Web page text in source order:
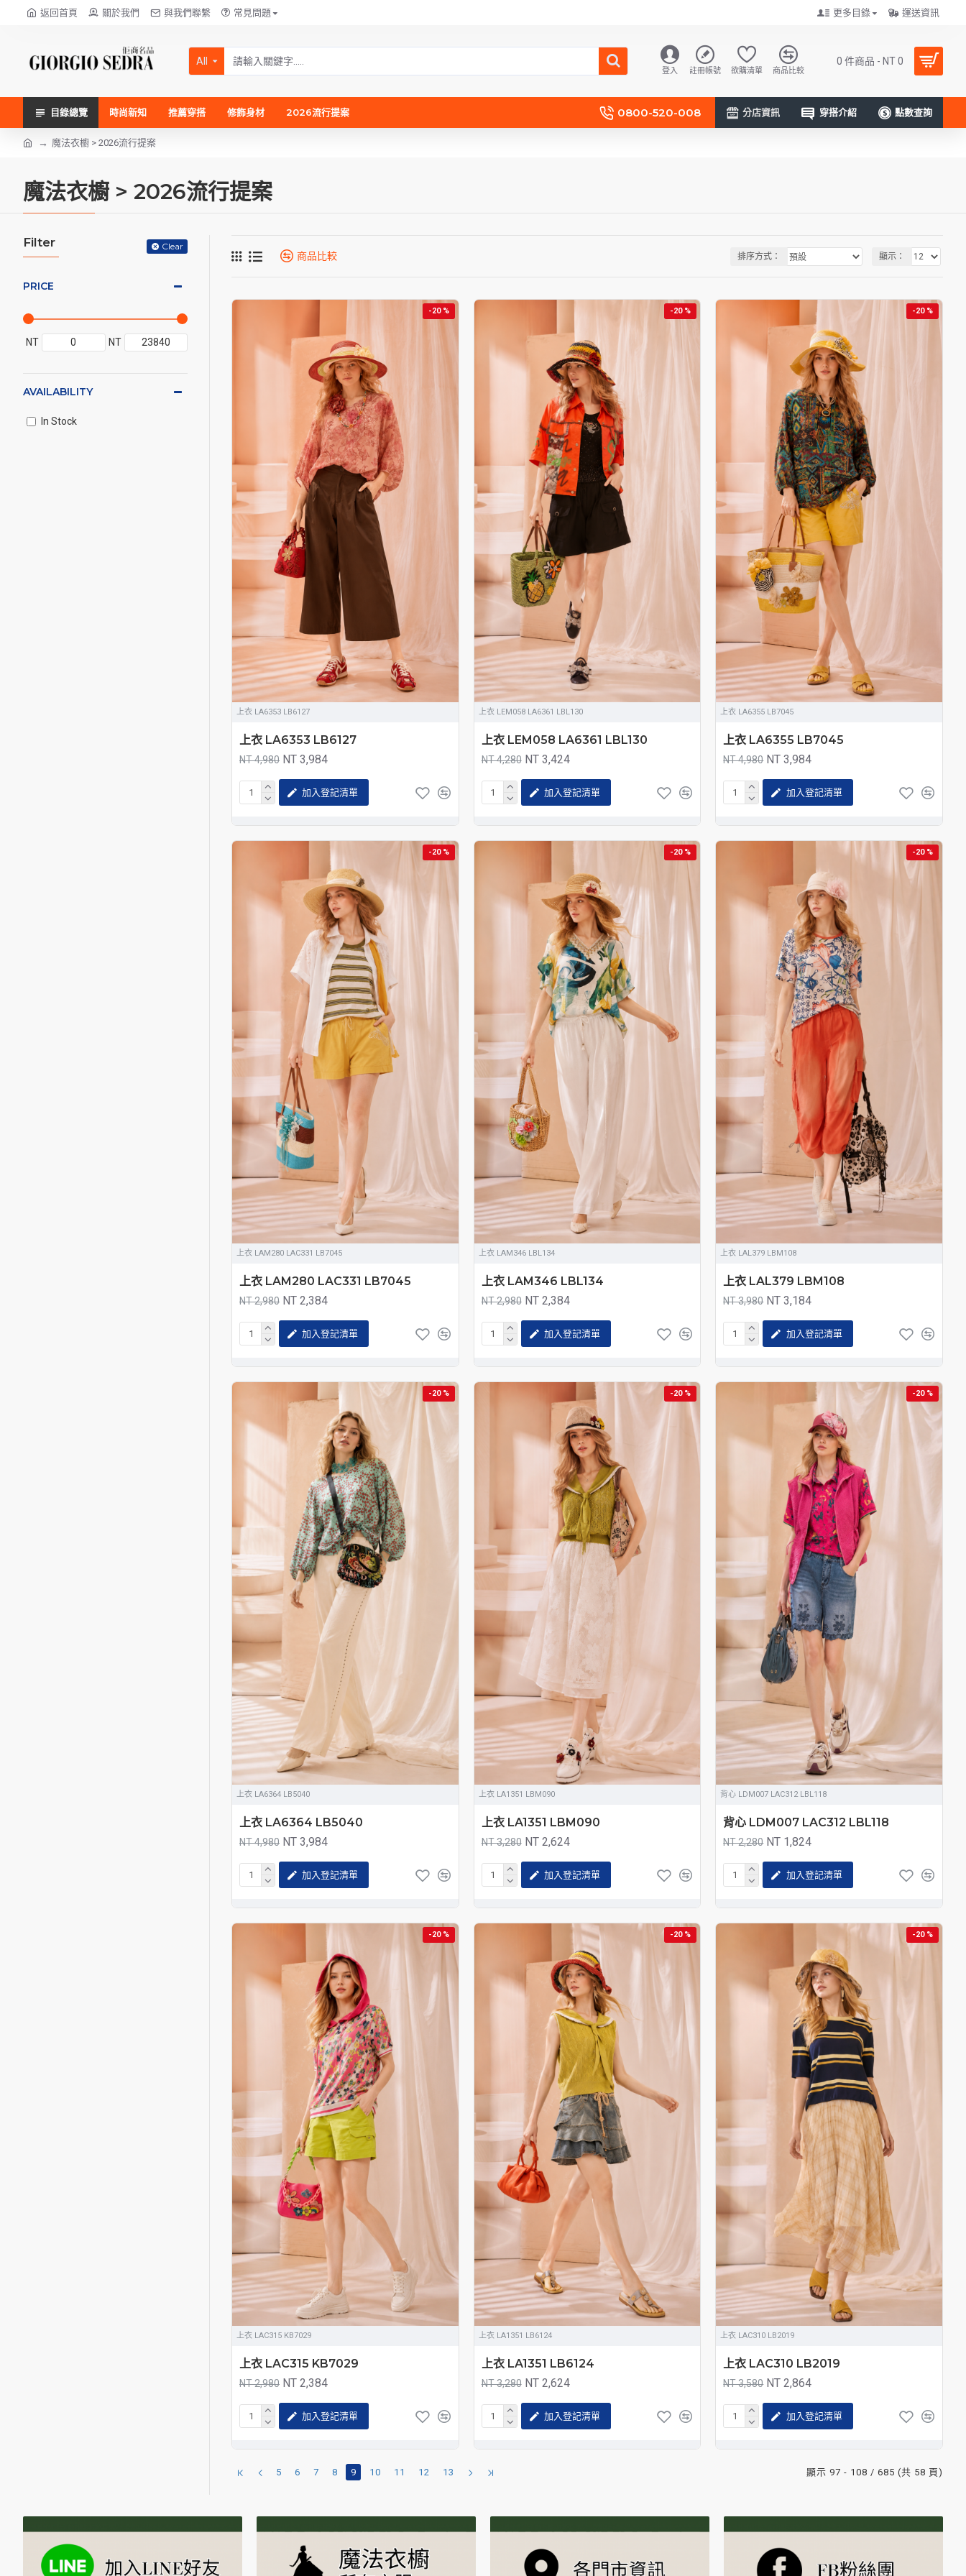
返回首頁 關於我們 與我們聯繫 常見問題 更多目錄 運送資訊
All
登入 註冊帳號 欲購清單 商品比較
0 件商品 - NT 0
目錄總覽 時尚新知 推薦穿搭 修飾身材 2026流行提案 0800-520-008 分店資訊 穿搭介紹 點數查詢
魔法衣櫥 > 2026流行提案
魔法衣櫥 > 2026流行提案
Filter Clear
PRICE
NT NT
AVAILABILITY
In Stock
商品比較 排序方式： 顯示：
-20 %
上衣 LA6353 LB6127
上衣 LA6353 LB6127
NT 4,980 NT 3,984
加入登記清單
-20 %
上衣 LEM058 LA6361 LBL130
上衣 LEM058 LA6361 LBL130
NT 4,280 NT 3,424
加入登記清單
-20 %
上衣 LA6355 LB7045
上衣 LA6355 LB7045
NT 4,980 NT 3,984
加入登記清單
-20 %
上衣 LAM280 LAC331 LB7045
上衣 LAM280 LAC331 LB7045
NT 2,980 NT 2,384
加入登記清單
-20 %
上衣 LAM346 LBL134
上衣 LAM346 LBL134
NT 2,980 NT 2,384
加入登記清單
-20 %
上衣 LAL379 LBM108
上衣 LAL379 LBM108
NT 3,980 NT 3,184
加入登記清單
-20 %
上衣 LA6364 LB5040
上衣 LA6364 LB5040
NT 4,980 NT 3,984
加入登記清單
-20 %
上衣 LA1351 LBM090
上衣 LA1351 LBM090
NT 3,280 NT 2,624
加入登記清單
-20 %
背心 LDM007 LAC312 LBL118
背心 LDM007 LAC312 LBL118
NT 2,280 NT 1,824
加入登記清單
-20 %
上衣 LAC315 KB7029
上衣 LAC315 KB7029
NT 2,980 NT 2,384
加入登記清單
-20 %
上衣 LA1351 LB6124
上衣 LA1351 LB6124
NT 3,280 NT 2,624
加入登記清單
-20 %
上衣 LAC310 LB2019
上衣 LAC310 LB2019
NT 3,580 NT 2,864
加入登記清單
5 6 7 8 9 10 11 12 13 顯示 97 - 108 / 685 (共 58 頁)